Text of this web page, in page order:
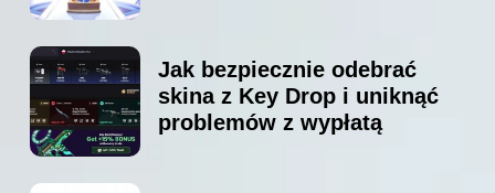
Jak bezpiecznie odebrać
skina z Key Drop i uniknąć
problemów z wypłatą